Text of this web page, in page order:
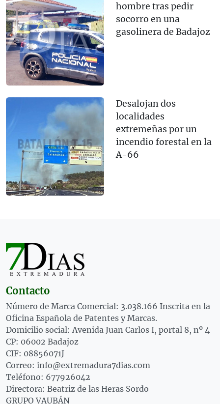
hombre tras pedir
socorro en una
gasolinera de Badajoz
Desalojan dos
localidades
extremeñas por un
incendio forestal en la
A-66
Contacto
Número de Marca Comercial: 3.038.166 Inscrita en la
Oficina Española de Patentes y Marcas.
Domicilio social: Avenida Juan Carlos I, portal 8, nº 4
CP: 06002 Badajoz
CIF: 08856071J
Correo: info@extremadura7dias.com
Teléfono: 677926042
Directora: Beatriz de las Heras Sordo
GRUPO VAUBÁN